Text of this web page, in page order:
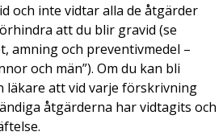
och inte vidtar alla de åtgärder
att du blir gravid (se
amning och preventivmedel –
och män”). Om du kan bli
läkare att vid varje förskrivning
åtgärderna har vidtagits och